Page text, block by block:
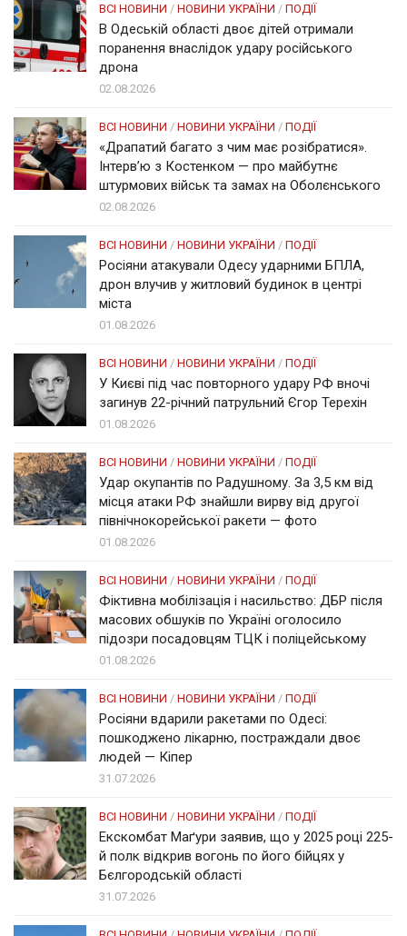
ВСІ НОВИНИ / НОВИНИ УКРАЇНИ / ПОДІЇ
В Одеській області двоє дітей отримали
поранення внаслідок удару російського
дрона
02.08.2026
ВСІ НОВИНИ / НОВИНИ УКРАЇНИ / ПОДІЇ
«Драпатий багато з чим має розібратися».
Інтерв’ю з Костенком — про майбутнє
штурмових військ та замах на Оболєнського
02.08.2026
ВСІ НОВИНИ / НОВИНИ УКРАЇНИ / ПОДІЇ
Росіяни атакували Одесу ударними БПЛА,
дрон влучив у житловий будинок в центрі
міста
01.08.2026
ВСІ НОВИНИ / НОВИНИ УКРАЇНИ / ПОДІЇ
У Києві під час повторного удару РФ вночі
загинув 22-річний патрульний Єгор Терехін
01.08.2026
ВСІ НОВИНИ / НОВИНИ УКРАЇНИ / ПОДІЇ
Удар окупантів по Радушному. За 3,5 км від
місця атаки РФ знайшли вирву від другої
північнокорейської ракети — фото
01.08.2026
ВСІ НОВИНИ / НОВИНИ УКРАЇНИ / ПОДІЇ
Фіктивна мобілізація і насильство: ДБР після
масових обшуків по Україні оголосило
підозри посадовцям ТЦК і поліцейському
01.08.2026
ВСІ НОВИНИ / НОВИНИ УКРАЇНИ / ПОДІЇ
Росіяни вдарили ракетами по Одесі:
пошкоджено лікарню, постраждали двоє
людей — Кіпер
31.07.2026
ВСІ НОВИНИ / НОВИНИ УКРАЇНИ / ПОДІЇ
Екскомбат Маґури заявив, що у 2025 році 225-
й полк відкрив вогонь по його бійцях у
Бєлгородській області
31.07.2026